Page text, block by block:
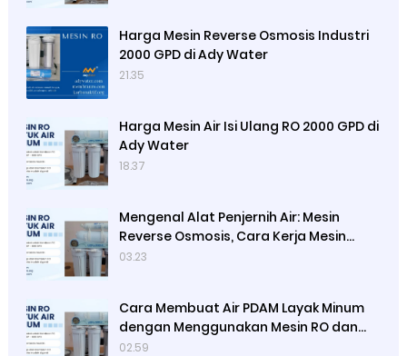
Harga Mesin Reverse Osmosis Industri
2000 GPD di Ady Water
21.35
Harga Mesin Air Isi Ulang RO 2000 GPD di
Ady Water
18.37
Mengenal Alat Penjernih Air: Mesin
Reverse Osmosis, Cara Kerja Mesin
Reverse Osmosis dan Satuan
03.23
Cara Membuat Air PDAM Layak Minum
dengan Menggunakan Mesin RO dan
Lampu UV Sterilisasi Air, Cara Kerja
02.59